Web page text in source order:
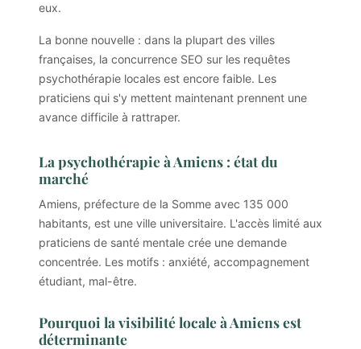
eux.
La bonne nouvelle : dans la plupart des villes
françaises, la concurrence SEO sur les requêtes
psychothérapie locales est encore faible. Les
praticiens qui s'y mettent maintenant prennent une
avance difficile à rattraper.
La psychothérapie à Amiens : état du
marché
Amiens, préfecture de la Somme avec 135 000
habitants, est une ville universitaire. L'accès limité aux
praticiens de santé mentale crée une demande
concentrée. Les motifs : anxiété, accompagnement
étudiant, mal-être.
Pourquoi la visibilité locale à Amiens est
déterminante